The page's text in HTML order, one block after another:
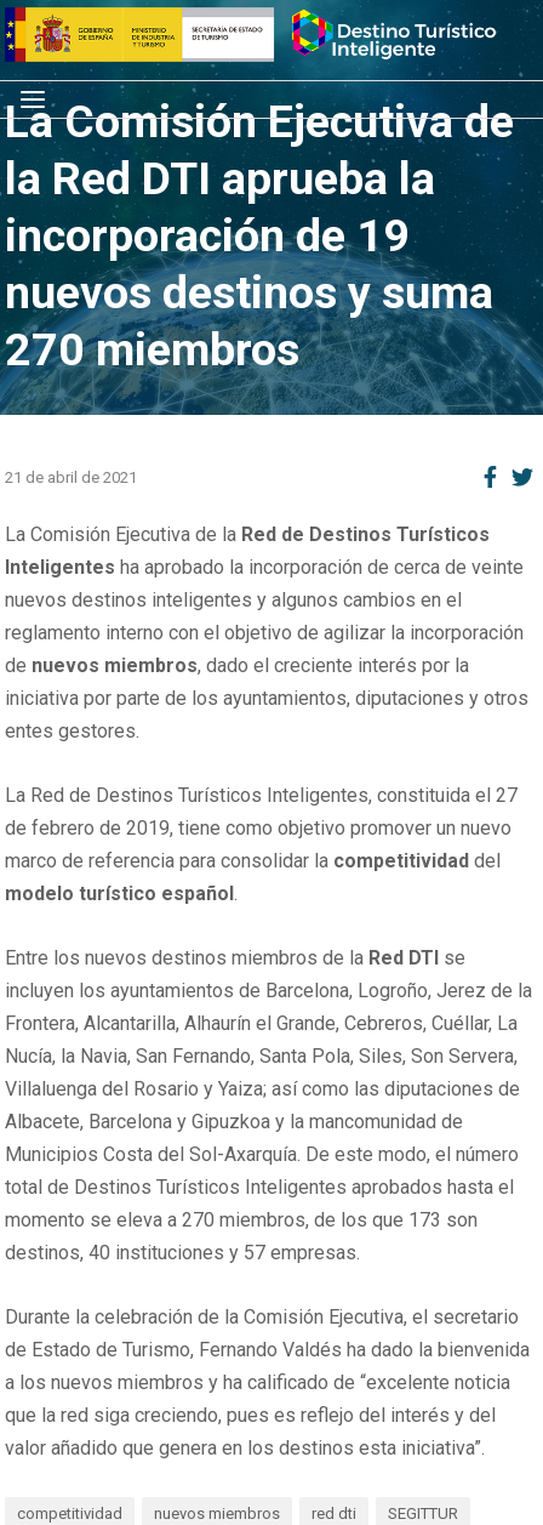
Saltar
al
contenido
Inicio
Menú
La Comisión Ejecutiva de
la Red DTI aprueba la
incorporación de 19
nuevos destinos y suma
270 miembros
21 de abril de 2021
La Comisión Ejecutiva de la Red de Destinos Turísticos
Inteligentes ha aprobado la incorporación de cerca de veinte
nuevos destinos inteligentes y algunos cambios en el
reglamento interno con el objetivo de agilizar la incorporación
de nuevos miembros, dado el creciente interés por la
iniciativa por parte de los ayuntamientos, diputaciones y otros
entes gestores.
La Red de Destinos Turísticos Inteligentes, constituida el 27
de febrero de 2019, tiene como objetivo promover un nuevo
marco de referencia para consolidar la competitividad del
modelo turístico español.
Entre los nuevos destinos miembros de la Red DTI se
incluyen los ayuntamientos de Barcelona, Logroño, Jerez de la
Frontera, Alcantarilla, Alhaurín el Grande, Cebreros, Cuéllar, La
Nucía, la Navia, San Fernando, Santa Pola, Siles, Son Servera,
Villaluenga del Rosario y Yaiza; así como las diputaciones de
Albacete, Barcelona y Gipuzkoa y la mancomunidad de
Municipios Costa del Sol-Axarquía. De este modo, el número
total de Destinos Turísticos Inteligentes aprobados hasta el
momento se eleva a 270 miembros, de los que 173 son
destinos, 40 instituciones y 57 empresas.
Durante la celebración de la Comisión Ejecutiva, el secretario
de Estado de Turismo, Fernando Valdés ha dado la bienvenida
a los nuevos miembros y ha calificado de “excelente noticia
que la red siga creciendo, pues es reflejo del interés y del
valor añadido que genera en los destinos esta iniciativa”.
competitividad nuevos miembros red dti SEGITTUR